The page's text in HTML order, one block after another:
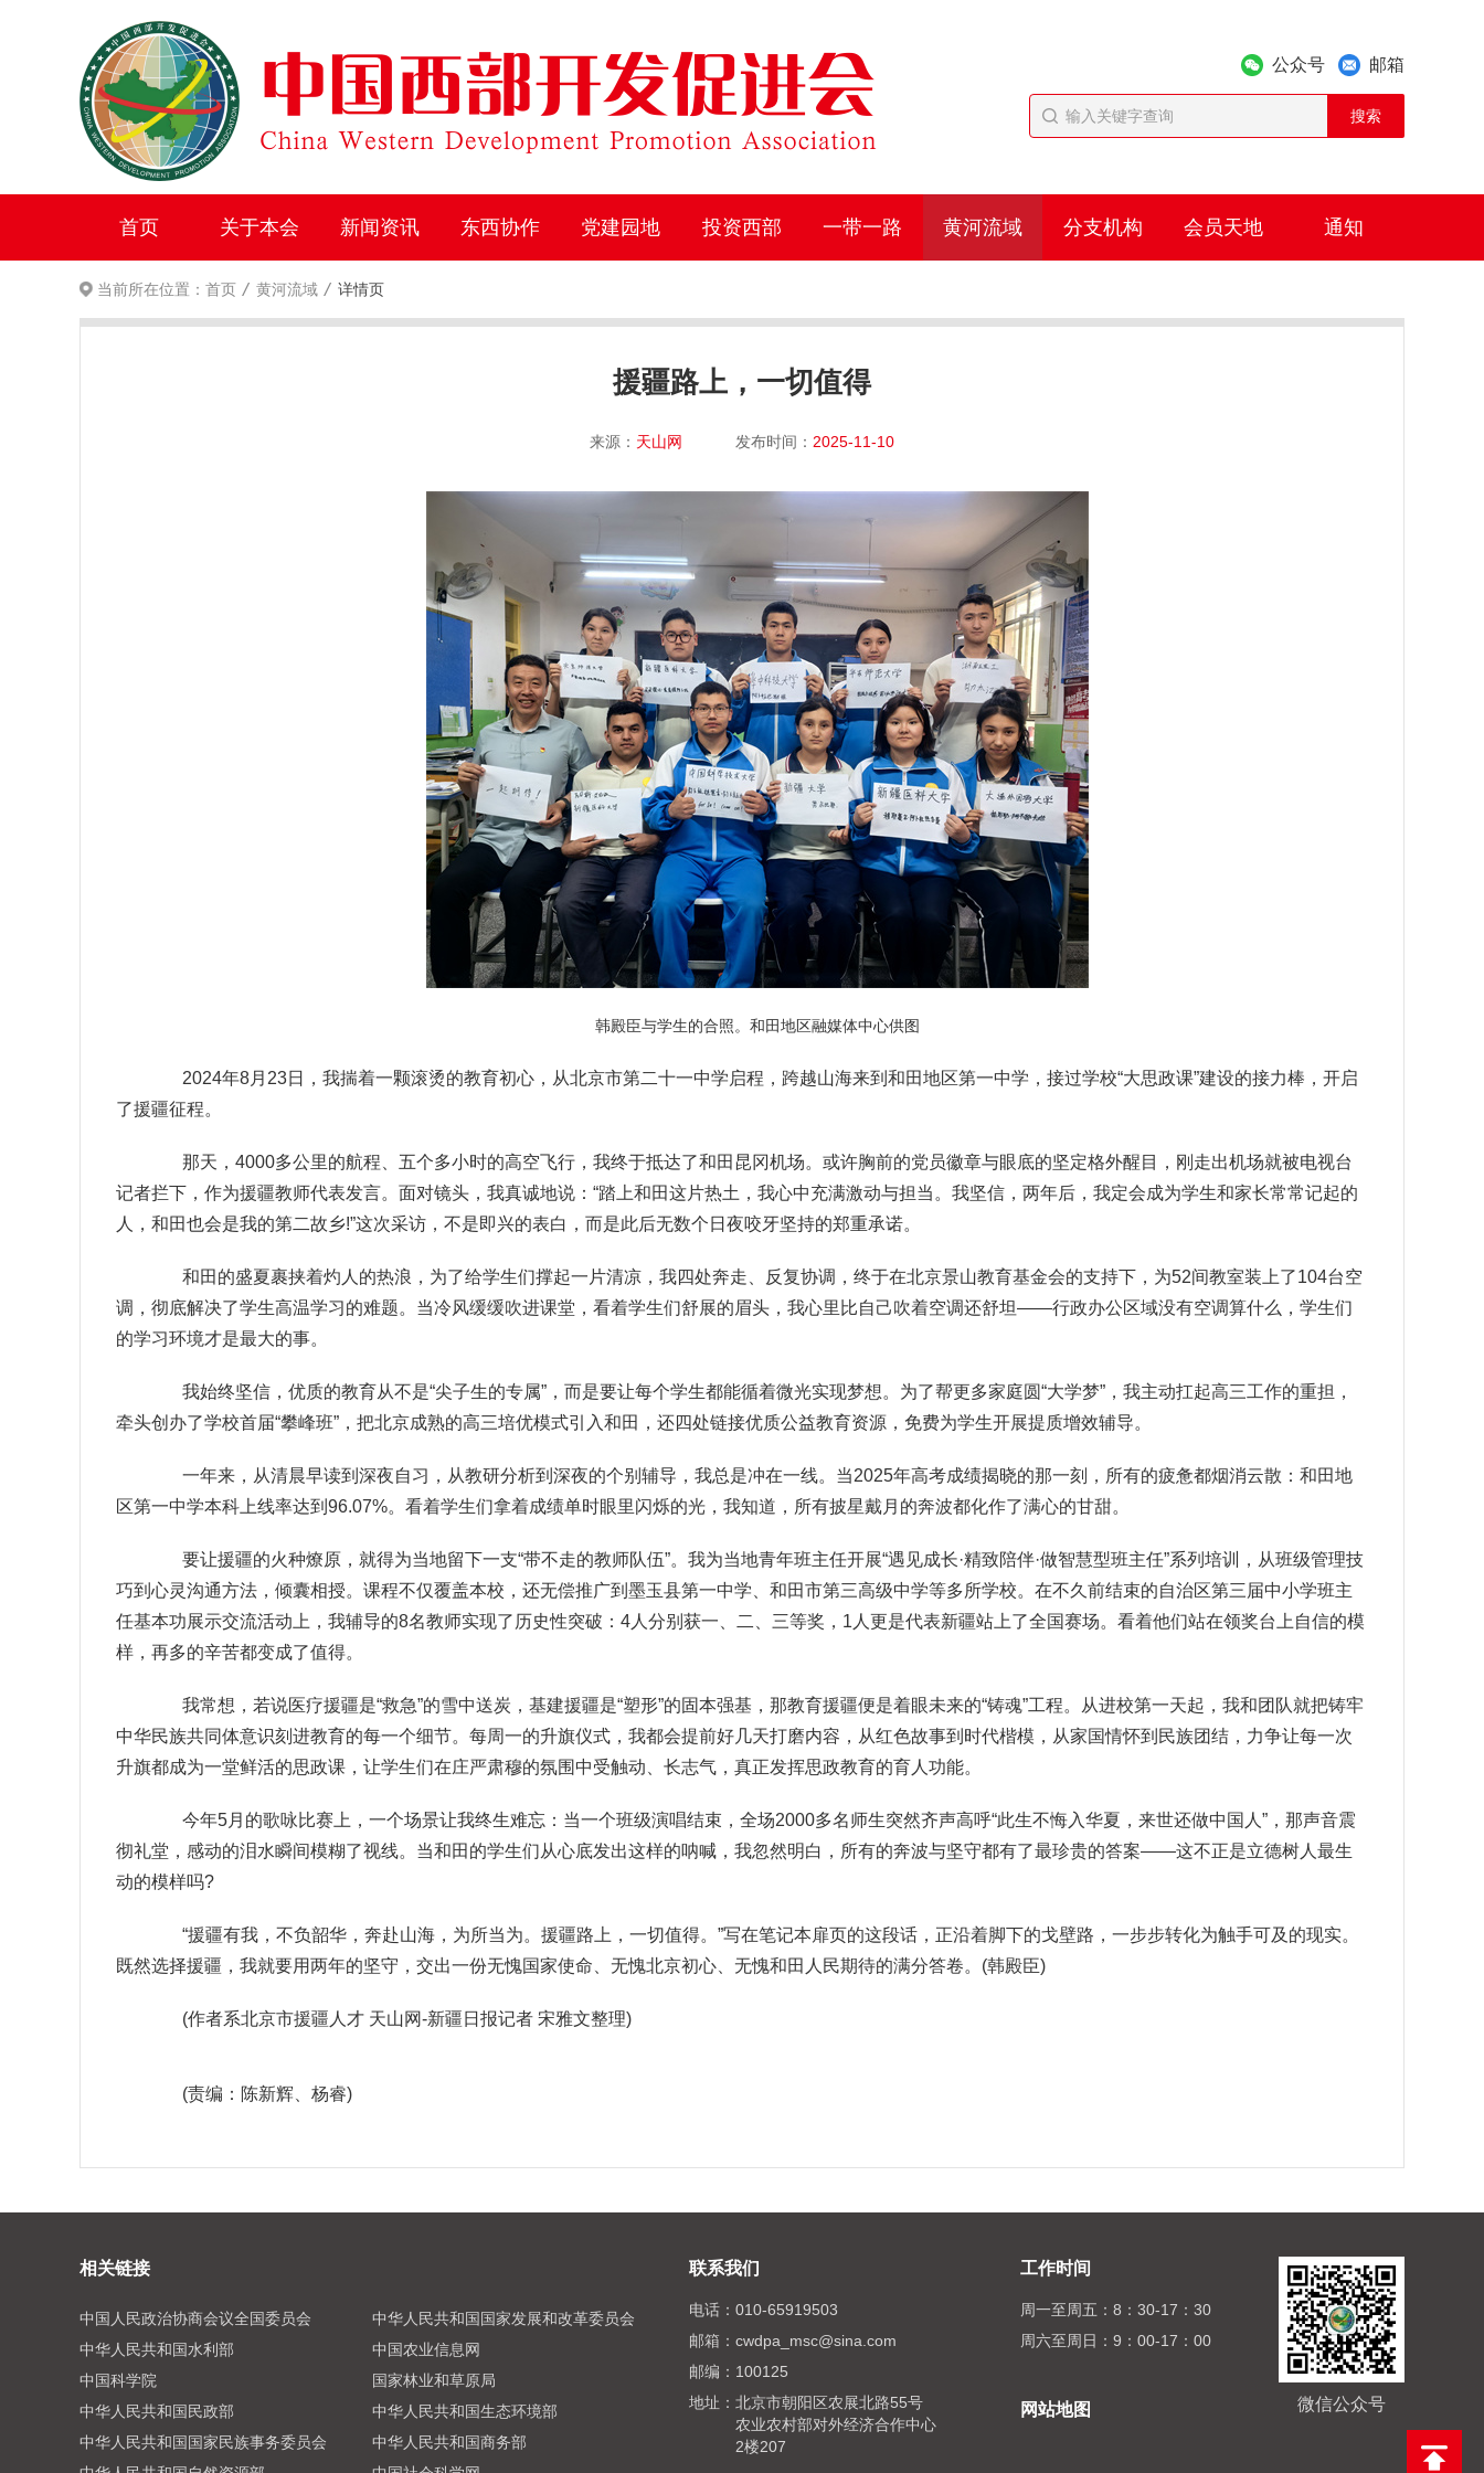
公众号 邮箱
首页 关于本会 新闻资讯 东西协作 党建园地 投资西部 一带一路 黄河流域 分支机构 会员天地 通知
当前所在位置： 首页 / 黄河流域 / 详情页
援疆路上，一切值得
来源： 天山网 发布时间： 2025-11-10
韩殿臣与学生的合照。和田地区融媒体中心供图
2024年8月23日，我揣着一颗滚烫的教育初心，从北京市第二十一中学启程，跨越山海来到和田地区第一中学，接过学校“大思政课”建设的接力棒，开启
了援疆征程。
那天，4000多公里的航程、五个多小时的高空飞行，我终于抵达了和田昆冈机场。或许胸前的党员徽章与眼底的坚定格外醒目，刚走出机场就被电视台
记者拦下，作为援疆教师代表发言。面对镜头，我真诚地说：“踏上和田这片热土，我心中充满激动与担当。我坚信，两年后，我定会成为学生和家长常常记起的
人，和田也会是我的第二故乡!”这次采访，不是即兴的表白，而是此后无数个日夜咬牙坚持的郑重承诺。
和田的盛夏裹挟着灼人的热浪，为了给学生们撑起一片清凉，我四处奔走、反复协调，终于在北京景山教育基金会的支持下，为52间教室装上了104台空
调，彻底解决了学生高温学习的难题。当冷风缓缓吹进课堂，看着学生们舒展的眉头，我心里比自己吹着空调还舒坦——行政办公区域没有空调算什么，学生们
的学习环境才是最大的事。
我始终坚信，优质的教育从不是“尖子生的专属”，而是要让每个学生都能循着微光实现梦想。为了帮更多家庭圆“大学梦”，我主动扛起高三工作的重担，
牵头创办了学校首届“攀峰班”，把北京成熟的高三培优模式引入和田，还四处链接优质公益教育资源，免费为学生开展提质增效辅导。
一年来，从清晨早读到深夜自习，从教研分析到深夜的个别辅导，我总是冲在一线。当2025年高考成绩揭晓的那一刻，所有的疲惫都烟消云散：和田地
区第一中学本科上线率达到96.07%。看着学生们拿着成绩单时眼里闪烁的光，我知道，所有披星戴月的奔波都化作了满心的甘甜。
要让援疆的火种燎原，就得为当地留下一支“带不走的教师队伍”。我为当地青年班主任开展“遇见成长·精致陪伴·做智慧型班主任”系列培训，从班级管理技
巧到心灵沟通方法，倾囊相授。课程不仅覆盖本校，还无偿推广到墨玉县第一中学、和田市第三高级中学等多所学校。在不久前结束的自治区第三届中小学班主
任基本功展示交流活动上，我辅导的8名教师实现了历史性突破：4人分别获一、二、三等奖，1人更是代表新疆站上了全国赛场。看着他们站在领奖台上自信的模
样，再多的辛苦都变成了值得。
我常想，若说医疗援疆是“救急”的雪中送炭，基建援疆是“塑形”的固本强基，那教育援疆便是着眼未来的“铸魂”工程。从进校第一天起，我和团队就把铸牢
中华民族共同体意识刻进教育的每一个细节。每周一的升旗仪式，我都会提前好几天打磨内容，从红色故事到时代楷模，从家国情怀到民族团结，力争让每一次
升旗都成为一堂鲜活的思政课，让学生们在庄严肃穆的氛围中受触动、长志气，真正发挥思政教育的育人功能。
今年5月的歌咏比赛上，一个场景让我终生难忘：当一个班级演唱结束，全场2000多名师生突然齐声高呼“此生不悔入华夏，来世还做中国人”，那声音震
彻礼堂，感动的泪水瞬间模糊了视线。当和田的学生们从心底发出这样的呐喊，我忽然明白，所有的奔波与坚守都有了最珍贵的答案——这不正是立德树人最生
动的模样吗?
“援疆有我，不负韶华，奔赴山海，为所当为。援疆路上，一切值得。”写在笔记本扉页的这段话，正沿着脚下的戈壁路，一步步转化为触手可及的现实。
既然选择援疆，我就要用两年的坚守，交出一份无愧国家使命、无愧北京初心、无愧和田人民期待的满分答卷。(韩殿臣)
(作者系北京市援疆人才 天山网-新疆日报记者 宋雅文整理)
(责编：陈新辉、杨睿)
相关链接
中国人民政治协商会议全国委员会
中华人民共和国国家发展和改革委员会
中华人民共和国水利部
中国农业信息网
中国科学院
国家林业和草原局
中华人民共和国民政部
中华人民共和国生态环境部
中华人民共和国国家民族事务委员会
中华人民共和国商务部
联系我们
电话： 010-65919503
邮箱： cwdpa_msc@sina.com
邮编： 100125
地址： 北京市朝阳区农展北路55号
农业农村部对外经济合作中心
2楼207
工作时间
周一至周五：8：30-17：30
周六至周日：9：00-17：00
网站地图 微信公众号